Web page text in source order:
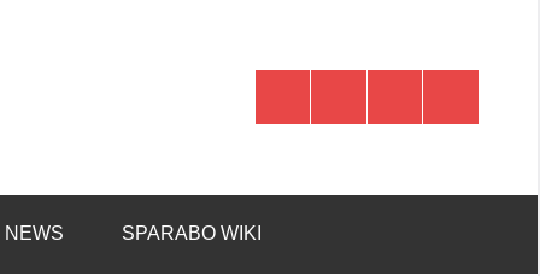
NEWS SPARABO WIKI